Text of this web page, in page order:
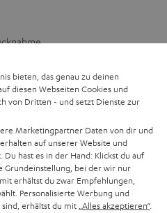
212
bieten, das genau zu deinen
diesen Webseiten Cookies und
von Dritten - und setzt Dienste zur
Marketingpartner Daten von dir und
auf unserer Website und
hast es in der Hand: Klickst du auf
Grundeinstellung, bei der wir nur
erhältst du zwar Empfehlungen,
Personalisierte Werbung und
erhältst du mit „Alles akzeptieren“.